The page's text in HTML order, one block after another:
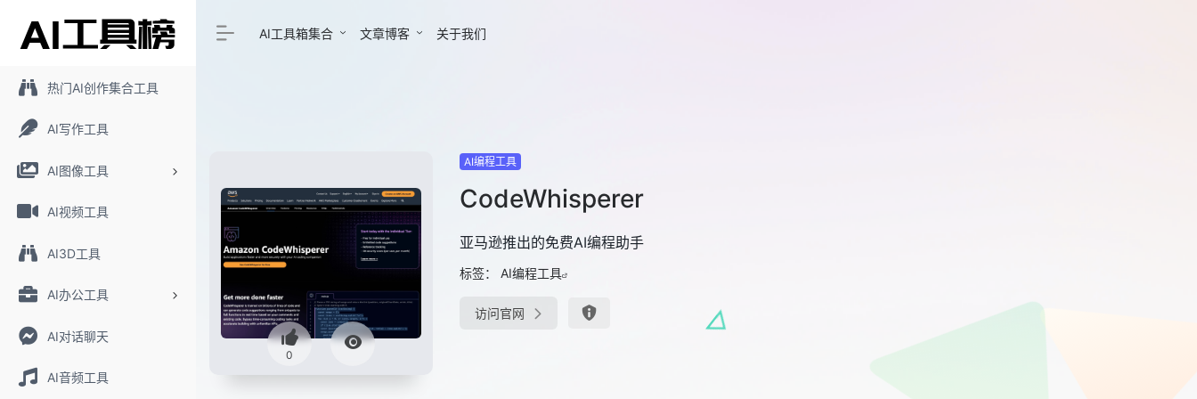
热门AI创作集合工具
AI写作工具
AI图像工具
AI视频工具
AI3D工具
AI办公工具
AI对话聊天
AI音频工具
AI工具箱集合 文章博客 关于我们
0
AI编程工具
CodeWhisperer
亚马逊推出的免费AI编程助手
标签： AI编程工具
访问官网